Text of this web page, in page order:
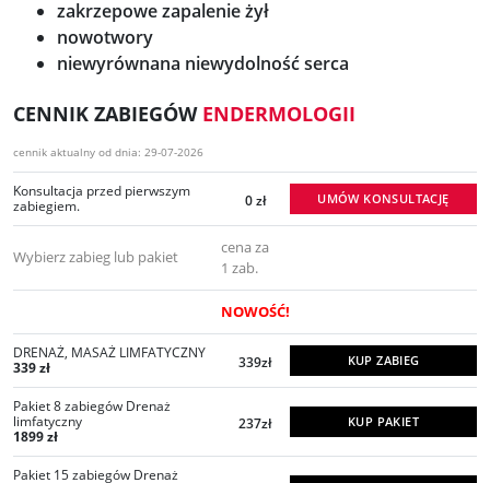
zakrzepowe zapalenie żył
nowotwory
niewyrównana niewydolność serca
CENNIK ZABIEGÓW ENDERMOLOGII
cennik aktualny od dnia: 29-07-2026
Konsultacja przed pierwszym
zabiegiem.
0 zł UMÓW KONSULTACJĘ
Wybierz zabieg lub pakiet
cena za
1 zab.
NOWOŚĆ!
DRENAŻ, MASAŻ LIMFATYCZNY
339 zł
339zł KUP ZABIEG
Pakiet 8 zabiegów Drenaż
limfatyczny
1899 zł
237zł KUP PAKIET
Pakiet 15 zabiegów Drenaż